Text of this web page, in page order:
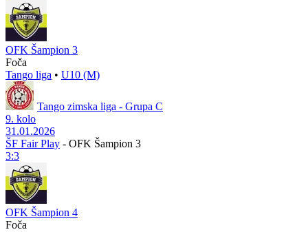
OFK Šampion 3
Foča
Tango liga • U10 (M)
Tango zimska liga - Grupa C
9. kolo
31.01.2026
ŠF Fair Play - OFK Šampion 3
3:3
OFK Šampion 4
Foča